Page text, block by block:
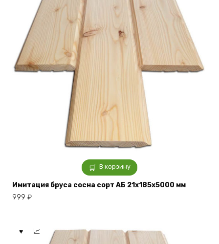
В корзину
Имитация бруса сосна сорт АБ 21x185x5000 мм
999 ₽